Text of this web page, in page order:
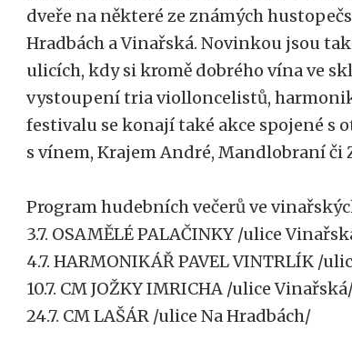
dveře na některé ze známých
Hradbách a Vinařská. Novinkou jsou
ulicích, kdy si kromě dobrého vína ve
vystoupení tria violloncelistů,
festivalu se konají také akce spojené s
s vínem, Krajem André, Mandlobraní či
Program hudebních večerů ve
3.7. OSAMĚLÉ PALAČINKY /ulice
4.7. HARMONIKÁŘ PAVEL VINTRLÍK /
10.7. CM JOŽKY IMRICHA /ulice
24.7. CM LAŠÁR /ulice Na Hradbách/